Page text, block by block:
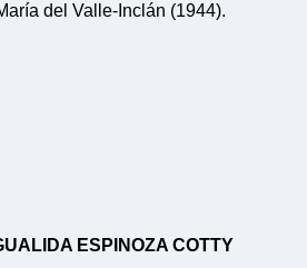
del Valle-Inclán (1944).
ESPINOZA COTTY